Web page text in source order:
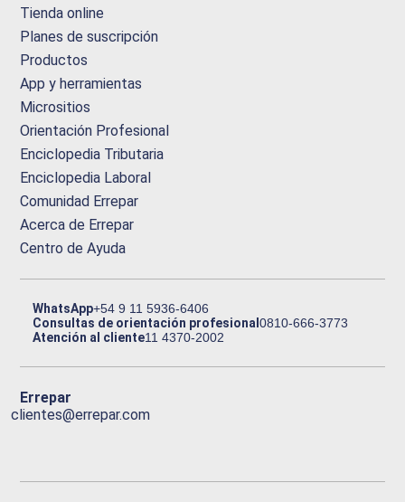
Tienda online
Planes de suscripción
Productos
App y herramientas
Micrositios
Orientación Profesional
Enciclopedia Tributaria
Enciclopedia Laboral
Comunidad Errepar
Acerca de Errepar
Centro de Ayuda
WhatsApp+54 9 11 5936-6406
Consultas de orientación profesional0810-666-3773
Atención al cliente11 4370-2002
Errepar
clientes@errepar.com